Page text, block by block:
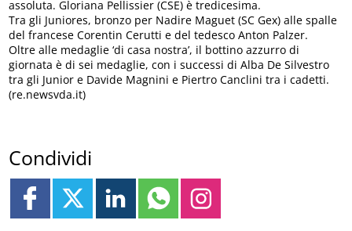
assoluta. Gloriana Pellissier (CSE) è tredicesima.
Tra gli Juniores, bronzo per Nadire Maguet (SC Gex) alle spalle
del francese Corentin Cerutti e del tedesco Anton Palzer.
Oltre alle medaglie ‘di casa nostra’, il bottino azzurro di
giornata è di sei medaglie, con i successi di Alba De Silvestro
tra gli Junior e Davide Magnini e Piertro Canclini tra i cadetti.
(re.newsvda.it)
Condividi